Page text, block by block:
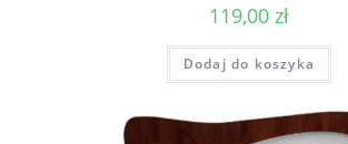
119,00 zł
Dodaj do koszyka